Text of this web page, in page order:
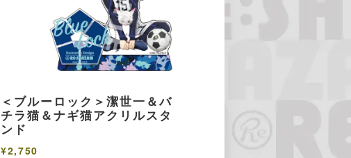
＜ブルーロック＞潔世一＆バ
チラ猫＆ナギ猫アクリルスタ
ンド
¥2,750